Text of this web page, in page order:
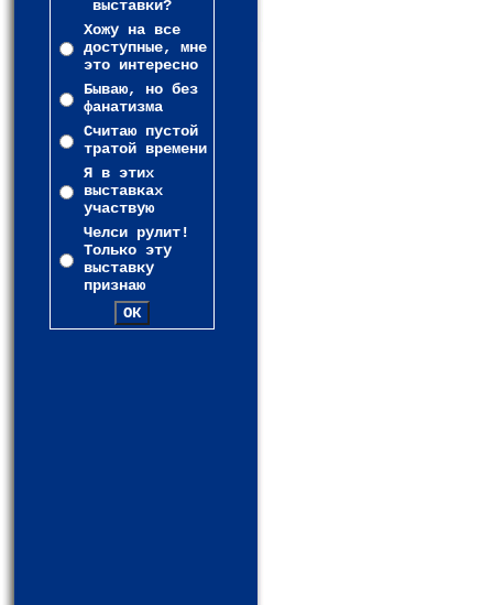
выставки?
Хожу на все
доступные, мне
это интересно
Бываю, но без
фанатизма
Считаю пустой
тратой времени
Я в этих
выставках
участвую
Челси рулит!
Только эту
выставку
признаю